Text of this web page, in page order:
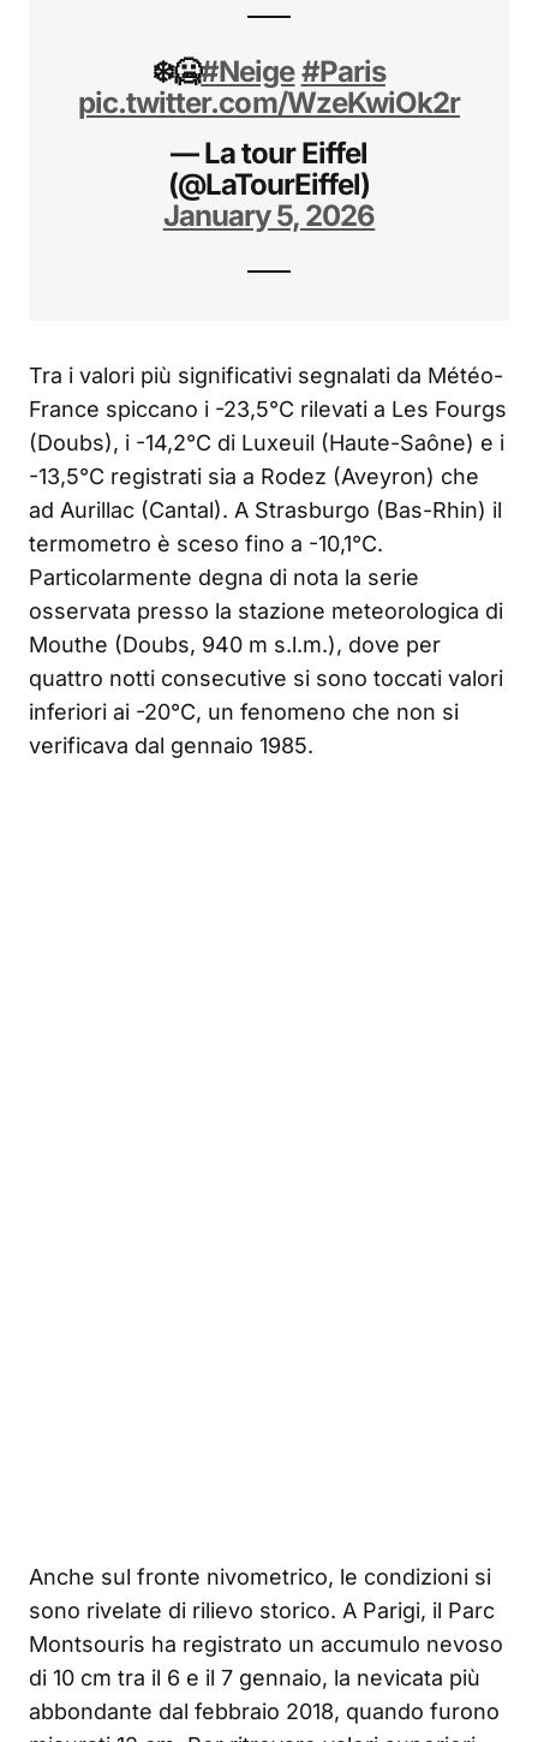
❄️🥶#Neige#Paris
pic.twitter.com/WzeKwiOk2r
— La tour Eiffel
(@LaTourEiffel)
January 5, 2026
Tra i valori più significativi segnalati da Météo-
France spiccano i -23,5°C rilevati a Les Fourgs
(Doubs), i -14,2°C di Luxeuil (Haute-Saône) e i
-13,5°C registrati sia a Rodez (Aveyron) che
ad Aurillac (Cantal). A Strasburgo (Bas-Rhin) il
termometro è sceso fino a -10,1°C.
Particolarmente degna di nota la serie
osservata presso la stazione meteorologica di
Mouthe (Doubs, 940 m s.l.m.), dove per
quattro notti consecutive si sono toccati valori
inferiori ai -20°C, un fenomeno che non si
verificava dal gennaio 1985.
Anche sul fronte nivometrico, le condizioni si
sono rivelate di rilievo storico. A Parigi, il Parc
Montsouris ha registrato un accumulo nevoso
di 10 cm tra il 6 e il 7 gennaio, la nevicata più
abbondante dal febbraio 2018, quando furono